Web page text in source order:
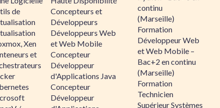
de
Xen
et
Concepteurs et
Développeurs
Développeurs Web
et Web Mobile
Concepteur
Développeur
d'Applications Java
Concepteur
Développeur
continu
(Marseille)
Formation
Développeur Web
et Web Mobile –
Bac+2 en continu
(Marseille)
Formation
Technicien
Supérieur Systèmes